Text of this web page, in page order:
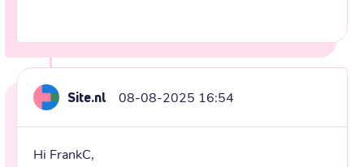
Site.nl 08-08-2025 16:54
Hi FrankC,